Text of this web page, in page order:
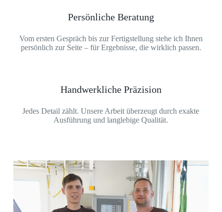
Persönliche Beratung
Vom ersten Gespräch bis zur Fertigstellung stehe ich Ihnen
persönlich zur Seite – für Ergebnisse, die wirklich passen.
Handwerkliche Präzision
Jedes Detail zählt. Unsere Arbeit überzeugt durch exakte
Ausführung und langlebige Qualität.